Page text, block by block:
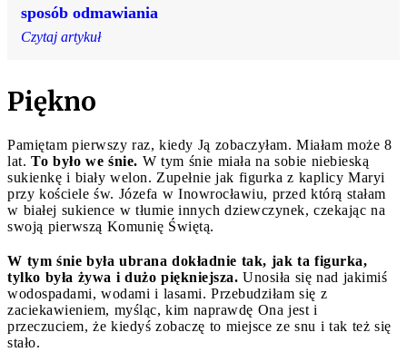
sposób odmawiania
Czytaj artykuł
Piękno
Pamiętam pierwszy raz, kiedy Ją zobaczyłam. Miałam może 8
lat. To było we śnie. W tym śnie miała na sobie niebieską
sukienkę i biały welon. Zupełnie jak figurka z kaplicy Maryi
przy kościele św. Józefa w Inowrocławiu, przed którą stałam
w białej sukience w tłumie innych dziewczynek, czekając na
swoją pierwszą Komunię Świętą.
W tym śnie była ubrana dokładnie tak, jak ta figurka,
tylko była żywa i dużo piękniejsza. Unosiła się nad jakimiś
wodospadami, wodami i lasami. Przebudziłam się z
zaciekawieniem, myśląc, kim naprawdę Ona jest i
przeczuciem, że kiedyś zobaczę to miejsce ze snu i tak też się
stało.